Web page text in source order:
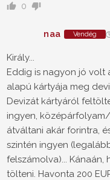
0
naa Vendég
Király...
Eddig is nagyon jó volt
alapú kártyája meg
Devizát kártyáról
ingyen,
átváltani akár forintra,
szintén ingyen
felszámolva)...
tölteni. Havonta 200